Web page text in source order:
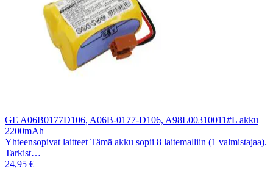
GE A06B0177D106, A06B-0177-D106, A98L00310011#L akku
2200mAh
Yhteensopivat laitteet Tämä akku sopii 8 laitemalliin (1 valmistajaa).
Tarkist…
24,95 €